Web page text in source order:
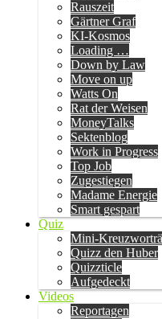
Rauszeit
Gärtner Graf
KI-Kosmos
Loading …
Down by Law
Move on up
Watts On
Rat der Weisen
MoneyTalks
Sektenblog
Work in Progress
Top Job
Zugestiegen
Madame Energie
Smart gespart
Quiz
Mini-
Quizz den Huber
Quizzticle
Aufgedeckt
Videos
Reportagen